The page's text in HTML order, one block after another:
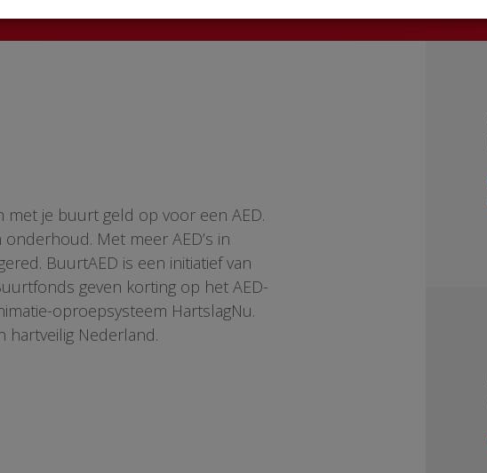
met je buurt geld op voor een AED.
Met meer AED’s in
BuurtAED is een initiatief van
geven korting op het AED-
oproepsysteem HartslagNu.
hartveilig Nederland.